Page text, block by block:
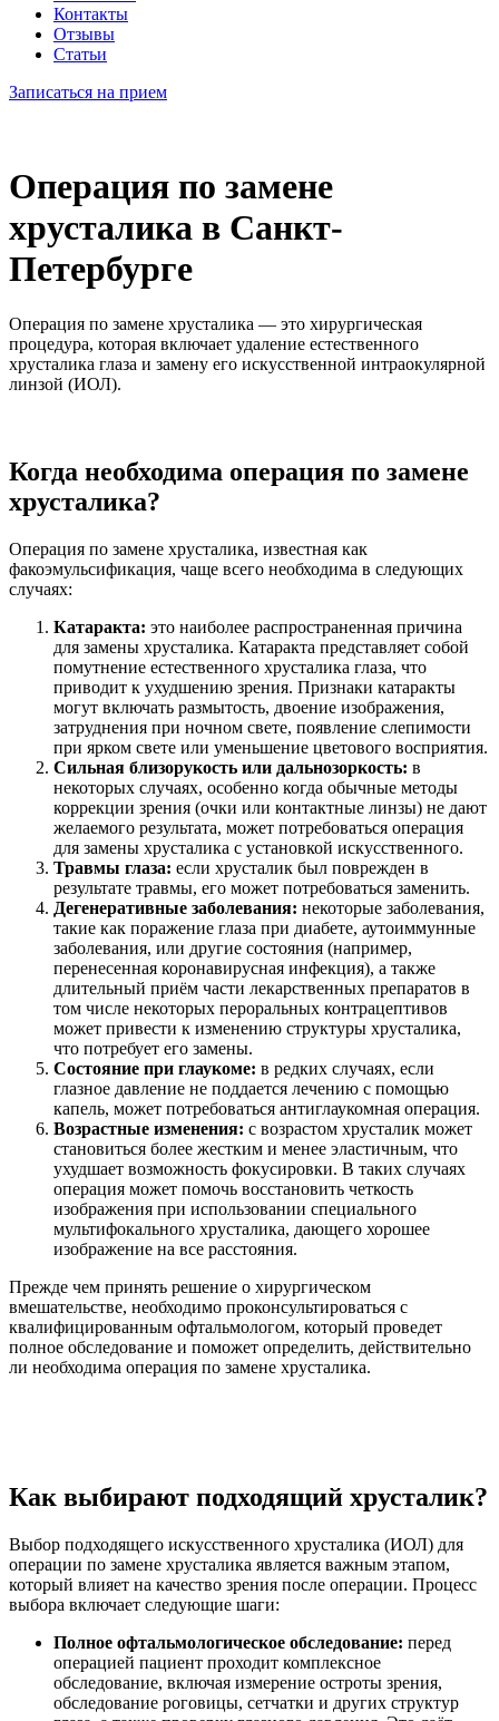
Контакты
Отзывы
Статьи
Записаться на прием
Операция по замене
хрусталика в Санкт-
Петербурге
Операция по замене хрусталика — это хирургическая
процедура, которая включает удаление естественного
хрусталика глаза и замену его искусственной интраокулярной
линзой (ИОЛ).
Когда необходима операция по замене
хрусталика?
Операция по замене хрусталика, известная как
факоэмульсификация, чаще всего необходима в следующих
случаях:
Катаракта: это наиболее распространенная причина
для замены хрусталика. Катаракта представляет собой
помутнение естественного хрусталика глаза, что
приводит к ухудшению зрения. Признаки катаракты
могут включать размытость, двоение изображения,
затруднения при ночном свете, появление слепимости
при ярком свете или уменьшение цветового восприятия.
Сильная близорукость или дальнозоркость: в
некоторых случаях, особенно когда обычные методы
коррекции зрения (очки или контактные линзы) не дают
желаемого результата, может потребоваться операция
для замены хрусталика с установкой искусственного.
Травмы глаза: если хрусталик был поврежден в
результате травмы, его может потребоваться заменить.
Дегенеративные заболевания: некоторые заболевания,
такие как поражение глаза при диабете, аутоиммунные
заболевания, или другие состояния (например,
перенесенная коронавирусная инфекция), а также
длительный приём части лекарственных препаратов в
том числе некоторых пероральных контрацептивов
может привести к изменению структуры хрусталика,
что потребует его замены.
Состояние при глаукоме: в редких случаях, если
глазное давление не поддается лечению с помощью
капель, может потребоваться антиглаукомная операция.
Возрастные изменения: с возрастом хрусталик может
становиться более жестким и менее эластичным, что
ухудшает возможность фокусировки. В таких случаях
операция может помочь восстановить четкость
изображения при использовании специального
мультифокального хрусталика, дающего хорошее
изображение на все расстояния.
Прежде чем принять решение о хирургическом
вмешательстве, необходимо проконсультироваться с
квалифицированным офтальмологом, который проведет
полное обследование и поможет определить, действительно
ли необходима операция по замене хрусталика.
Как выбирают подходящий хрусталик?
Выбор подходящего искусственного хрусталика (ИОЛ) для
операции по замене хрусталика является важным этапом,
который влияет на качество зрения после операции. Процесс
выбора включает следующие шаги:
Полное офтальмологическое обследование: перед
операцией пациент проходит комплексное
обследование, включая измерение остроты зрения,
обследование роговицы, сетчатки и других структур